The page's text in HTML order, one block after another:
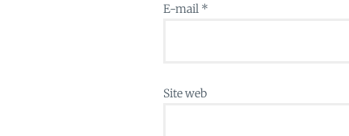
E-mail *
Site web